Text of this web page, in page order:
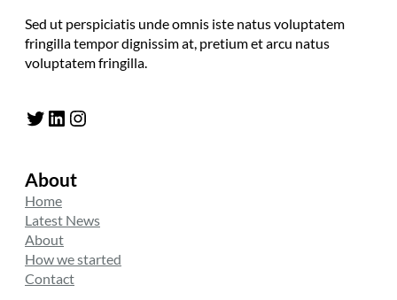
Sed ut perspiciatis unde omnis iste natus voluptatem
fringilla tempor dignissim at, pretium et arcu natus
voluptatem fringilla.
Twitter LinkedIn Instagram
About
Home
Latest News
About
How we started
Contact